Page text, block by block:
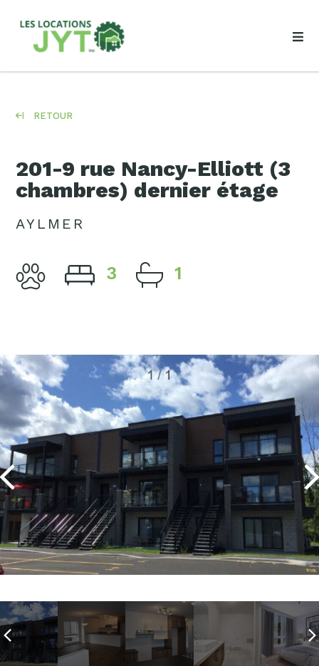
RETOUR
201-9 rue Nancy-Elliott (3
chambres) dernier étage
AYLMER
3 1